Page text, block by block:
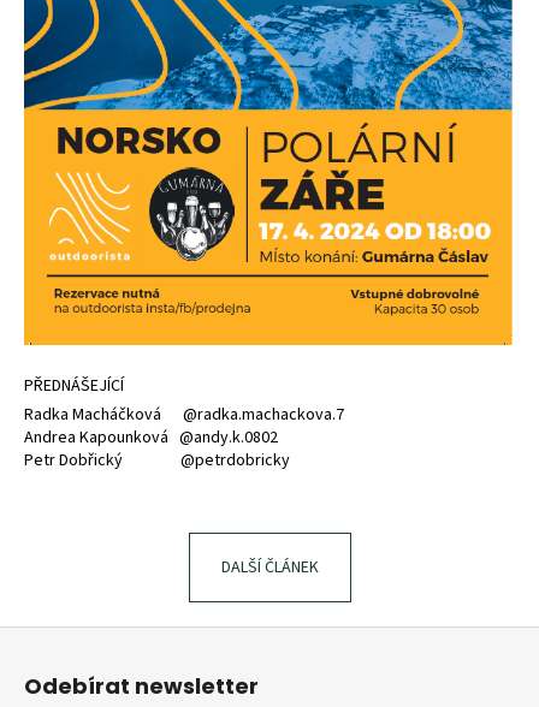
PŘEDNÁŠEJÍCÍ
Radka Macháčková @radka.machackova.7
Andrea Kapounková @andy.k.0802
Petr Dobřický @petrdobricky
DALŠÍ ČLÁNEK
a
j
í
HLEDAT
D
o
p
o
e
e
Odebírat newsletter